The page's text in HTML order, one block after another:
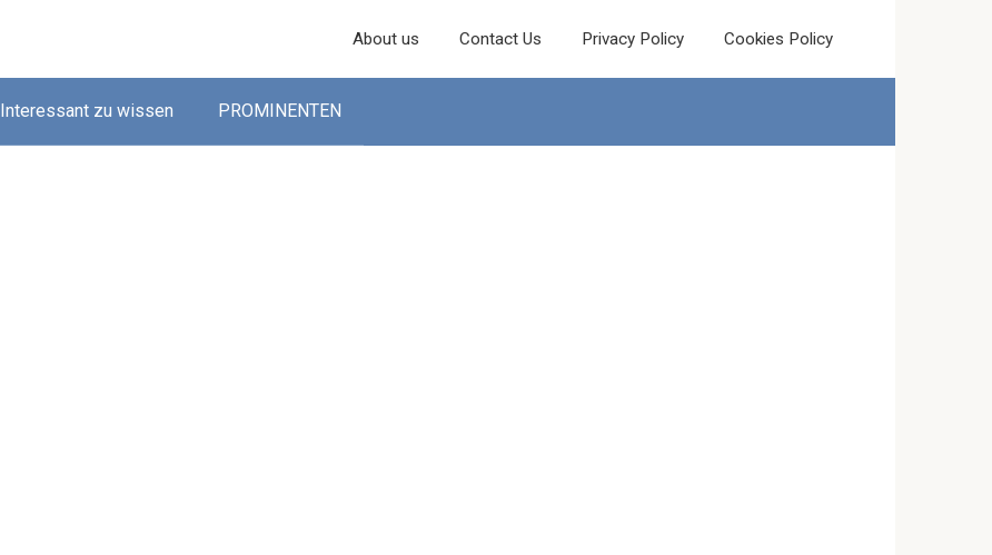
About us Contact Us Privacy Policy Cookies Policy
Interessant zu wissen PROMINENTEN